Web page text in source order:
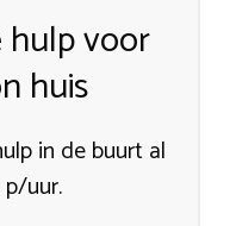
hulp voor
huis
in de buurt al
uur.